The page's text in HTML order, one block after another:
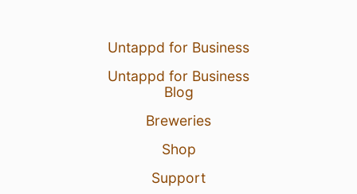
Untappd for Business
Untappd for Business
Blog
Breweries
Shop
Support